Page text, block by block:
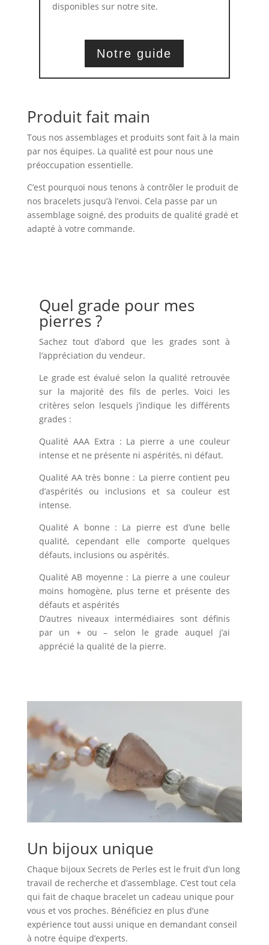
disponibles sur notre site.
Notre guide
Produit fait main
Tous nos assemblages et produits sont fait à la main
par nos équipes. La qualité est pour nous une
préoccupation essentielle.
C’est pourquoi nous tenons à contrôler le produit de
nos bracelets jusqu’à l’envoi. Cela passe par un
assemblage soigné, des produits de qualité gradé et
adapté à votre commande.
Quel grade pour mes
pierres ?
Sachez tout d’abord que les grades sont à
l’appréciation du vendeur.
Le grade est évalué selon la qualité retrouvée
sur la majorité des fils de perles. Voici les
critères selon lesquels j’indique les différents
grades :
Qualité AAA Extra : La pierre a une couleur
intense et ne présente ni aspérités, ni défaut.
Qualité AA très bonne : La pierre contient peu
d’aspérités ou inclusions et sa couleur est
intense.
Qualité A bonne : La pierre est d’une belle
qualité, cependant elle comporte quelques
défauts, inclusions ou aspérités.
Qualité AB moyenne : La pierre a une couleur
moins homogène, plus terne et présente des
défauts et aspérités
D’autres niveaux intermédiaires sont définis
par un + ou – selon le grade auquel j’ai
apprécié la qualité de la pierre.
Un bijoux unique
Chaque bijoux Secrets de Perles est le fruit d’un long
travail de recherche et d’assemblage. C’est tout cela
qui fait de chaque bracelet un cadeau unique pour
vous et vos proches. Bénéficiez en plus d’une
expérience tout aussi unique en demandant conseil
à notre équipe d’experts.